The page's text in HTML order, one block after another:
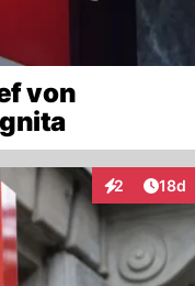
von
2
Interaktionen
18d